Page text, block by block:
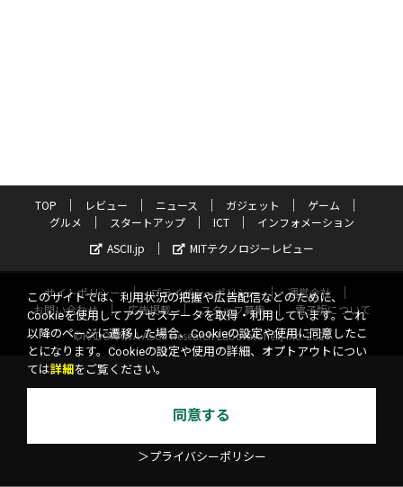
TOP レビュー ニュース ガジェット
ゲーム
グルメ
スタートアップ ICT
インフォメーション
ASCII.jp
MITテクノロジーレビュー
サイトポリシー プライバシーポリシー
運営会社
お問い合わせ
広告掲載 スタッフ募集
電子版について
©KADOKAWA ASCII Research Laboratories, Inc. 2026
このサイトでは、利用状況の把握や広告配信などのために、
Cookieを使用してアクセスデータを取得・利用しています。これ
以降のページに遷移した場合、Cookieの設定や使用に同意したこ
とになります。Cookieの設定や使用の詳細、オプトアウトについ
ては詳細 をご覧ください。
同意する
＞プライバシーポリシー